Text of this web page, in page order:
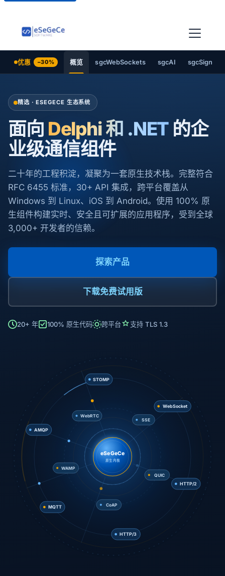
优惠 −30% 概览 sgcWebSockets sgcAI sgcSign
精选 · ESEGECE 生态系统
面向 Delphi 和 .NET 的企
业级通信组件
二十年的工程积淀，凝聚为一套原生技术栈。完整符合
RFC 6455 标准，30+ API 集成，跨平台覆盖从
Windows 到 Linux、iOS 到 Android。使用 100% 原
生组件构建实时、安全且可扩展的应用程序，受到全球
3,000+ 开发者的信赖。
探索产品
下载免费试用版
20+ 年 100% 原生代码 跨平台 支持 TLS 1.3
WebSocket
HTTP/2
HTTP/3
MQTT
AMQP
STOMP
CoAP
eSeGeCe
原生内核